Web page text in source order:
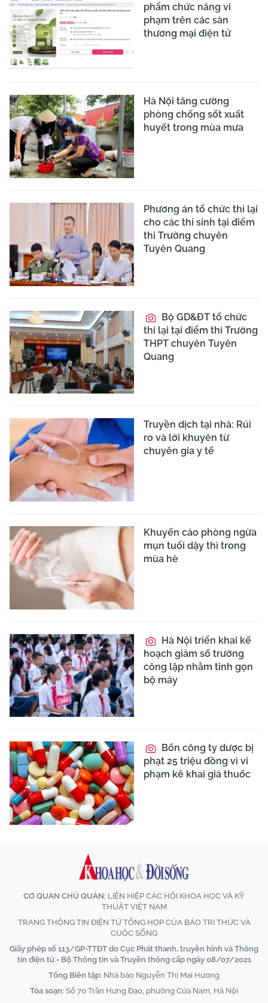
phẩm chức năng vi
phạm trên các sàn
thương mại điện tử
Hà Nội tăng cường
phòng chống sốt xuất
huyết trong mùa mưa
Phương án tổ chức thi lại
cho các thí sinh tại điểm
thi Trường chuyên
Tuyên Quang
Bộ GD&ĐT tổ chức
thi lại tại điểm thi Trường
THPT chuyên Tuyên
Quang
Truyền dịch tại nhà: Rủi
ro và lời khuyên từ
chuyên gia y tế
Khuyến cáo phòng ngừa
mụn tuổi dậy thì trong
mùa hè
Hà Nội triển khai kế
hoạch giảm số trường
công lập nhằm tinh gọn
bộ máy
Bốn công ty dược bị
phạt 25 triệu đồng vì vi
phạm kê khai giá thuốc
CƠ QUAN CHỦ QUẢN: LIÊN HIỆP CÁC HỘI KHOA HỌC VÀ KỸ
THUẬT VIỆT NAM
TRANG THÔNG TIN ĐIỆN TỬ TỔNG HỢP CỦA BÁO TRI THỨC VÀ
CUỘC SỐNG
Giấy phép số 113/GP-TTĐT do Cục Phát thanh, truyền hình và Thông
tin điện tử - Bộ Thông tin và Truyền thông cấp ngày 08/07/2021
Tổng Biên tập: Nhà báo Nguyễn Thị Mai Hương
Tòa soạn: Số 70 Trần Hưng Đạo, phường Cửa Nam, Hà Nội